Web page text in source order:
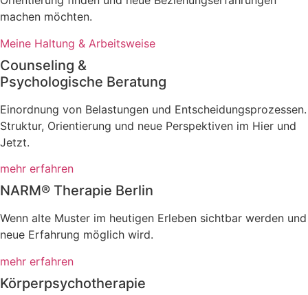
machen möchten.
Meine Haltung & Arbeitsweise
Counseling &
Psychologische Beratung
Einordnung von Belastungen und Entscheidungsprozessen.
Struktur, Orientierung und neue Perspektiven im Hier und
Jetzt.
mehr erfahren
NARM® Therapie Berlin
Wenn alte Muster im heutigen Erleben sichtbar werden und
neue Erfahrung möglich wird.
mehr erfahren
Körperpsychotherapie